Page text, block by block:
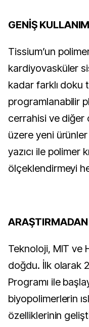
GENİŞ
Tissium’un
kardiyovasküler
kadar farklı doku
programlanabilir
cerrahisi ve diğer
üzere yeni
yazıcı ile polimer
ölçeklendirmeyi
Teknoloji, MIT ve
doğdu. İlk olarak
Programı ile
biyopolimerlerin
özelliklerinin